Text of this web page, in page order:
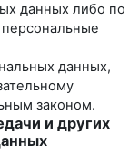
данных либо по
данных,
законом.
и других